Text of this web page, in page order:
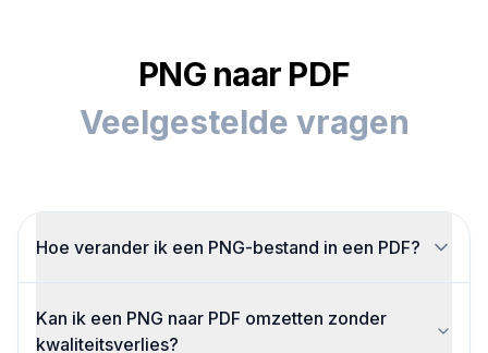
PNG naar PDF
Veelgestelde vragen
Hoe verander ik een PNG-bestand in een PDF?
upload je je afbeelding in deze PNG naar PDF
Kan ik een PNG naar PDF omzetten zonder
kwaliteitsverlies?